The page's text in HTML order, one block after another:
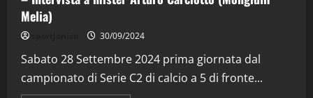
Melia)
30/09/2024
Sabato 28 Settembre 2024 prima giornata dal
campionato di Serie C2 di calcio a 5 di fronte...
2
“SportEmpire” in Podcast: 29^ Puntata
(Martedi 28 Aprile 2026)
28/04/2026